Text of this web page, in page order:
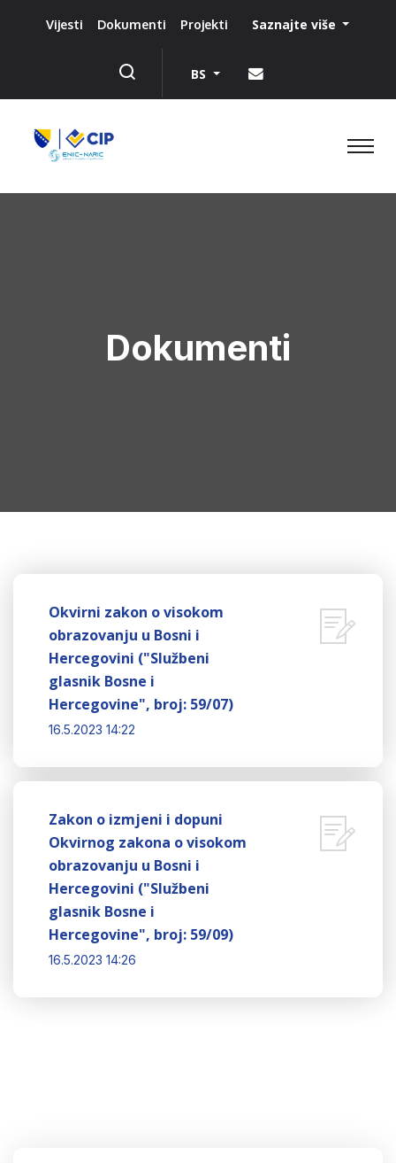
Vijesti Dokumenti Projekti Saznajte više
BS
Dokumenti
Okvirni zakon o visokom
obrazovanju u Bosni i
Hercegovini ("Službeni
glasnik Bosne i
Hercegovine", broj: 59/07)
16.5.2023 14:22
Zakon o izmjeni i dopuni
Okvirnog zakona o visokom
obrazovanju u Bosni i
Hercegovini ("Službeni
glasnik Bosne i
Hercegovine", broj: 59/09)
16.5.2023 14:26